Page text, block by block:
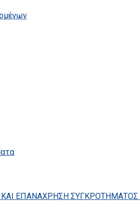
ΕΠΑΝΑΧΡΗΣΗ ΣΥΓΚΡΟΤΗΜΑΤΟΣ